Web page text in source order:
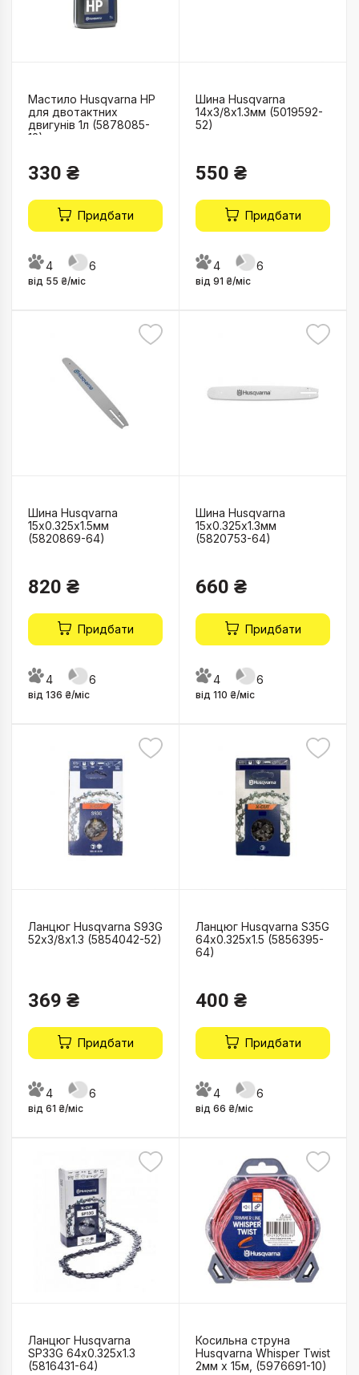
Мастило Husqvarna HP
для двотактних
двигунів 1л (5878085-
12)
330 ₴
Придбати
4 6
від 55 ₴/міс
Шина Husqvarna
14х3/8х1.3мм (5019592-
52)
550 ₴
Придбати
4 6
від 91 ₴/міс
Шина Husqvarna
15х0.325х1.5мм
(5820869-64)
820 ₴
Придбати
4 6
від 136 ₴/міс
Шина Husqvarna
15х0.325х1.3мм
(5820753-64)
660 ₴
Придбати
4 6
від 110 ₴/міс
Ланцюг Husqvarna S93G
52х3/8х1.3 (5854042-52)
369 ₴
Придбати
4 6
від 61 ₴/міс
Ланцюг Husqvarna S35G
64х0.325х1.5 (5856395-
64)
400 ₴
Придбати
4 6
від 66 ₴/міс
Ланцюг Husqvarna
SP33G 64х0.325х1.3
(5816431-64)
Косильна струна
Husqvarna Whisper Twist
2мм x 15м, (5976691-10)